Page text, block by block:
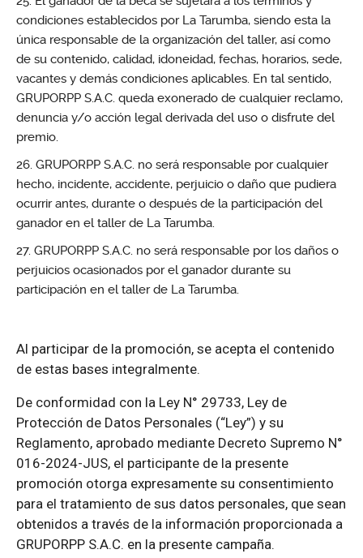
condiciones establecidos por La Tarumba, siendo esta la
única responsable de la organización del taller, así como
de su contenido, calidad, idoneidad, fechas, horarios, sede,
vacantes y demás condiciones aplicables. En tal sentido,
GRUPORPP S.A.C. queda exonerado de cualquier reclamo,
denuncia y/o acción legal derivada del uso o disfrute del
premio.
GRUPORPP S.A.C. no será responsable por cualquier
hecho, incidente, accidente, perjuicio o daño que pudiera
ocurrir antes, durante o después de la participación del
ganador en el taller de La Tarumba.
GRUPORPP S.A.C. no será responsable por los daños o
perjuicios ocasionados por el ganador durante su
participación en el taller de La Tarumba.
Al participar de la promoción, se acepta el contenido
de estas bases integralmente.
De conformidad con la Ley N° 29733, Ley de
Protección de Datos Personales (“Ley”) y su
Reglamento, aprobado mediante Decreto Supremo N°
016-2024-JUS, el participante de la presente
promoción otorga expresamente su consentimiento
para el tratamiento de sus datos personales, que sean
obtenidos a través de la información proporcionada a
GRUPORPP S.A.C. en la presente campaña.